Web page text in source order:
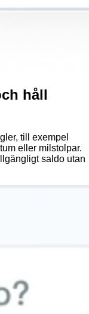
håll
till exempel
eller milstolpar.
saldo utan